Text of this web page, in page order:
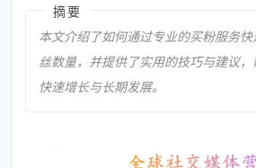
摘要
本文介绍了如何通过专业的买粉服务
丝数量，并提供了实用的技巧与建议
快速增长与长期发展。